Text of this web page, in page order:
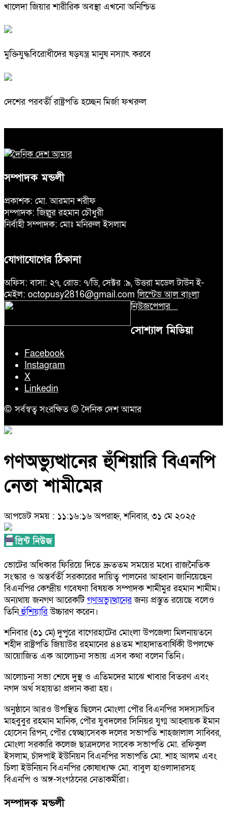
খালেদা জিয়ার শারীরিক অবস্থা এখনো অনিশ্চিত
মুক্তিযুদ্ধবিরোধীদের ষড়যন্ত্র মানুষ নস্যাৎ করবে
দেশের পরবর্তী রাষ্ট্রপতি হচ্ছেন মির্জা ফখরুল
সম্পাদক মন্ডলী
প্রকাশক: মো. আরমান শরীফ
সম্পাদক: জিল্লুর রহমান চৌধুরী
নির্বাহী সম্পাদক: মোঃ মনিরুল ইসলাম
যোগাযোগের ঠিকানা
অফিস: বাসা: ২৭, রোড: ৭/ডি, সেক্টর :৯, উত্তরা মডেল টাউন ই-
মেইল: octopusy2816@gmail.comলিস্টেড আল বাংলা
নিউজপেপার
সোশ্যাল মিডিয়া
Facebook
Instagram
X
Linkedin
© সর্বস্বত্ব সংরক্ষিত © দৈনিক দেশ আমার
গণঅভ্যুত্থানের হুঁশিয়ারি বিএনপি
নেতা শামীমের
আপডেট সময় : ১১:১৬:১৬ অপরাহ্ন, শনিবার, ৩১ মে ২০২৫
ভোটের অধিকার ফিরিয়ে দিতে দ্রুততম সময়ের মধ্যে রাজনৈতিক
সংস্কার ও অন্তর্বর্তী সরকারের দায়িত্ব পালনের আহ্বান জানিয়েছেন
বিএনপির কেন্দ্রীয় গবেষণা বিষয়ক সম্পাদক শামীমুর রহমান শামীম।
অন্যথায় জনগণ আরেকটিগণঅভ্যুত্থানেরজন্য প্রস্তুত রয়েছে বলেও
তিনিহুঁশিয়ারিউচ্চারণ করেন।
শনিবার (৩১ মে) দুপুরে বাগেরহাটের মোংলা উপজেলা মিলনায়তনে
শহীদ রাষ্ট্রপতি জিয়াউর রহমানের ৪৪তম শাহাদাতবার্ষিকী উপলক্ষে
আয়োজিত এক আলোচনা সভায় এসব কথা বলেন তিনি।
আলোচনা সভা শেষে দুস্থ ও এতিমদের মাঝে খাবার বিতরণ এবং
নগদ অর্থ সহায়তা প্রদান করা হয়।
অনুষ্ঠানে আরও উপস্থিত ছিলেন মোংলা পৌর বিএনপির সদস্যসচিব
মাহবুবুর রহমান মানিক, পৌর যুবদলের সিনিয়র যুগ্ম আহ্বায়ক ইমান
হোসেন রিপন, পৌর স্বেচ্ছাসেবক দলের সভাপতি শাহজালাল সাব্বির,
মোংলা সরকারি কলেজ ছাত্রদলের সাবেক সভাপতি মো. রফিকুল
ইসলাম, চাঁদপাই ইউনিয়ন বিএনপির সভাপতি মো. শাহ আলম এবং
চিলা ইউনিয়ন বিএনপির কোষাধ্যক্ষ মো. বাবুল হাওলাদারসহ
বিএনপি ও অঙ্গ-সংগঠনের নেতাকর্মীরা।
সম্পাদক মন্ডলী